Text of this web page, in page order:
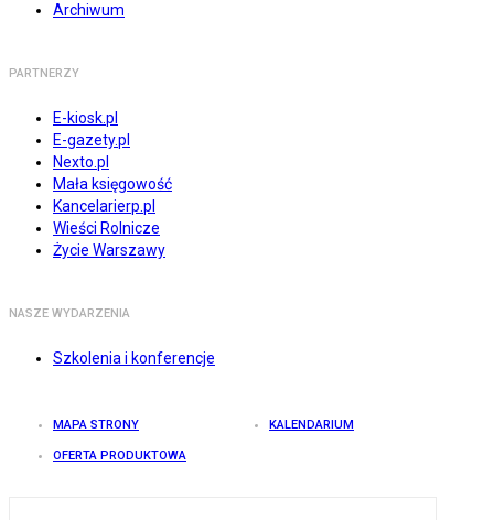
Archiwum
PARTNERZY
E-kiosk.pl
E-gazety.pl
Nexto.pl
Mała księgowość
Kancelarierp.pl
Wieści Rolnicze
Życie Warszawy
NASZE WYDARZENIA
Szkolenia i konferencje
MAPA STRONY KALENDARIUM
OFERTA PRODUKTOWA